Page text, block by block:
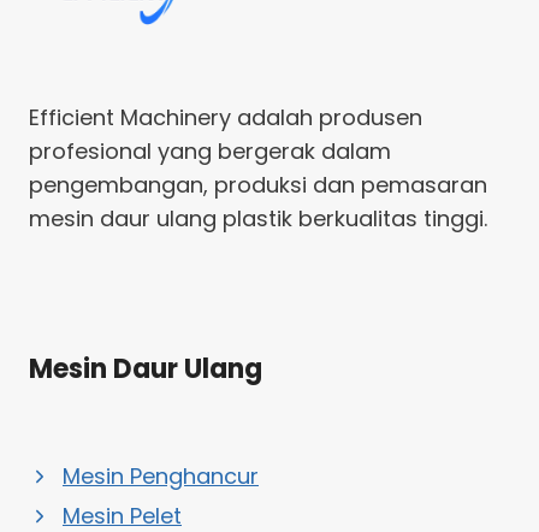
Efficient Machinery adalah produsen
profesional yang bergerak dalam
pengembangan, produksi dan pemasaran
mesin daur ulang plastik berkualitas tinggi.
Mesin Daur Ulang
Mesin Penghancur
Mesin Pelet